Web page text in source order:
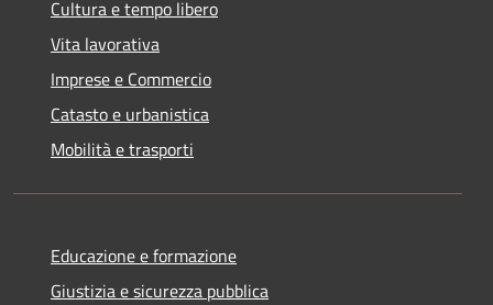
Cultura e tempo libero
Vita lavorativa
Imprese e Commercio
Catasto e urbanistica
Mobilità e trasporti
Educazione e formazione
Giustizia e sicurezza pubblica